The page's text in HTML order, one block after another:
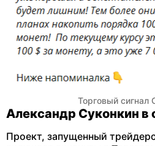
Торговый сигнал
Александр Суконкин в
Проект, запущенный